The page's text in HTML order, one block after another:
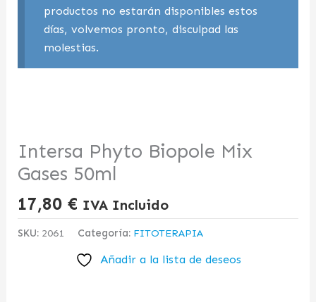
productos no estarán disponibles estos
días, volvemos pronto, disculpad las
molestias.
Intersa Phyto Biopole Mix
Gases 50ml
17,80 € IVA Incluido
SKU: 2061 Categoría: FITOTERAPIA
Añadir a la lista de deseos